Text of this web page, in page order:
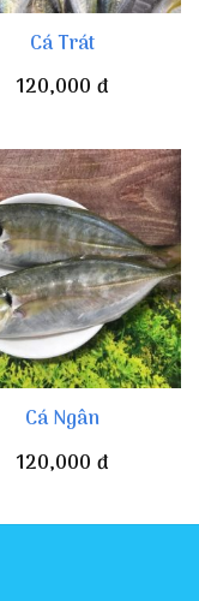
Cá Trát
120,000 đ
Cá Ngân
120,000 đ